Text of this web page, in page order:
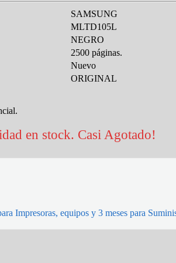
SAMSUNG
MLTD105L
NEGRO
2500 páginas.
Nuevo
ORIGINAL
en stock. Casi Agotado!
Impresoras, equipos y 3 meses para